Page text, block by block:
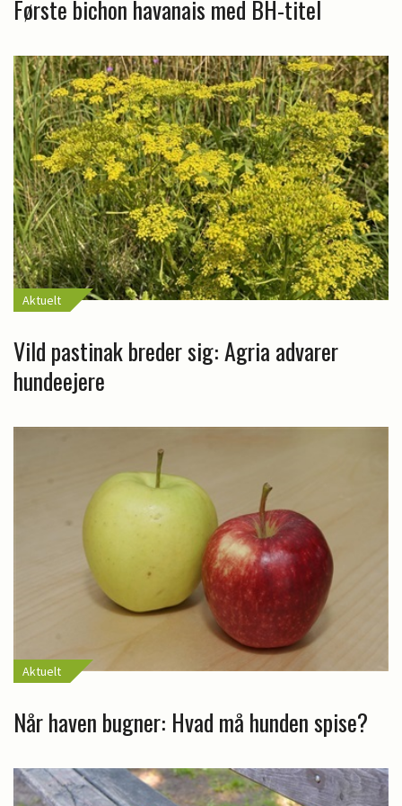
Første bichon havanais med BH-titel
Aktuelt
Vild pastinak breder sig: Agria advarer
hundeejere
Aktuelt
Når haven bugner: Hvad må hunden spise?